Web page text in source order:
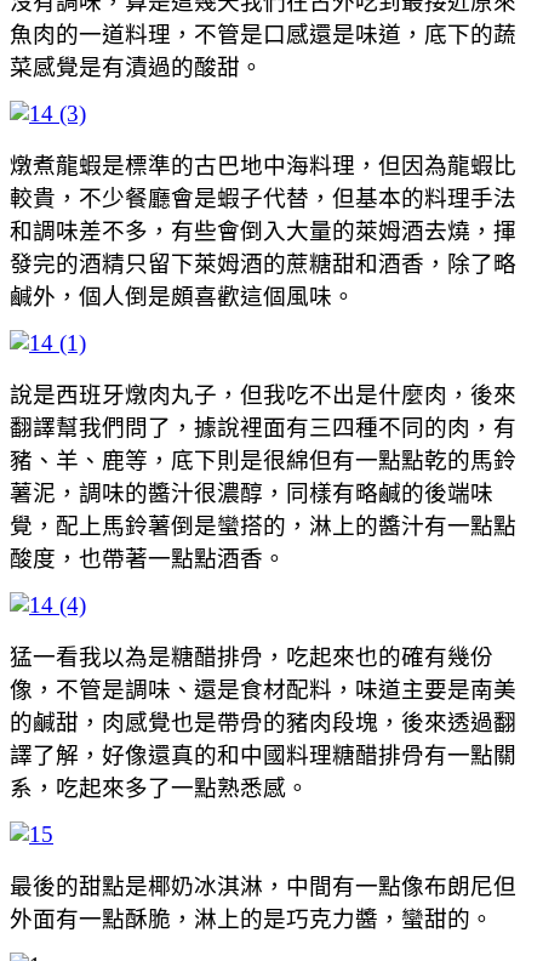
魚肉的一道料理，不管是口感還是味道，底下的蔬
菜感覺是有漬過的酸甜。
燉煮龍蝦是標準的古巴地中海料理，但因為龍蝦比
較貴，不少餐廳會是蝦子代替，但基本的料理手法
和調味差不多，有些會倒入大量的萊姆酒去燒，揮
發完的酒精只留下萊姆酒的蔗糖甜和酒香，除了略
鹹外，個人倒是頗喜歡這個風味。
說是西班牙燉肉丸子，但我吃不出是什麼肉，後來
翻譯幫我們問了，據說裡面有三四種不同的肉，有
豬、羊、鹿等，底下則是很綿但有一點點乾的馬鈴
薯泥，調味的醬汁很濃醇，同樣有略鹹的後端味
覺，配上馬鈴薯倒是蠻搭的，淋上的醬汁有一點點
酸度，也帶著一點點酒香。
猛一看我以為是糖醋排骨，吃起來也的確有幾份
像，不管是調味、還是食材配料，味道主要是南美
的鹹甜，肉感覺也是帶骨的豬肉段塊，後來透過翻
譯了解，好像還真的和中國料理糖醋排骨有一點關
系，吃起來多了一點熟悉感。
最後的甜點是椰奶冰淇淋，中間有一點像布朗尼但
外面有一點酥脆，淋上的是巧克力醬，蠻甜的。